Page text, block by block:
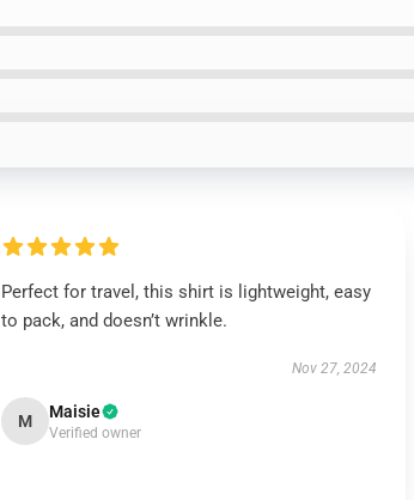
Perfect for travel, this shirt is lightweight, easy
to pack, and doesn’t wrinkle.
Nov 27, 2024
M Maisie
Verified owner